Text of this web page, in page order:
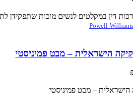
דין במקלטים לנשים מוכות שתפקידן
הישראלית – מבט פמיניסטי
הישראלית – מבט פמיניסטי